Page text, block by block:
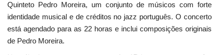
Quinteto Pedro Moreira, um conjunto de músicos com forte
identidade musical e de créditos no jazz português. O concerto
está agendado para as 22 horas e inclui composições originais
de Pedro Moreira.